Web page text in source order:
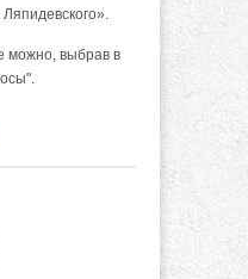
можно, выбрав в